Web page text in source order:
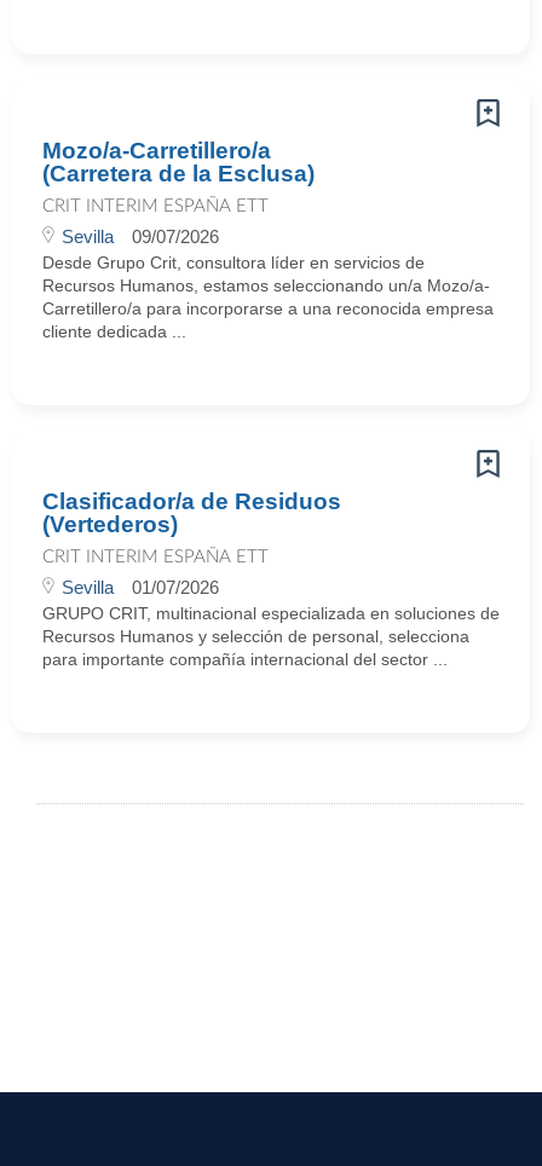
Mozo/a-Carretillero/a
(Carretera de la Esclusa)
CRIT INTERIM ESPAÑA ETT
Sevilla 09/07/2026
Desde Grupo Crit, consultora líder en servicios de
Recursos Humanos, estamos seleccionando un/a Mozo/a-
Carretillero/a para incorporarse a una reconocida empresa
cliente dedicada ...
Clasificador/a de Residuos
(Vertederos)
CRIT INTERIM ESPAÑA ETT
Sevilla 01/07/2026
GRUPO CRIT, multinacional especializada en soluciones de
Recursos Humanos y selección de personal, selecciona
para importante compañía internacional del sector ...